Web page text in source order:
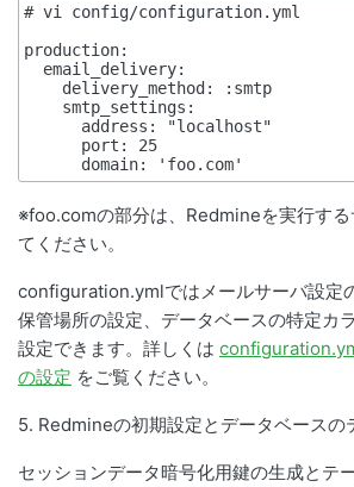
# vi config/configuration.yml
production:
※foo.comの部分は、Redmineを実行する
てください。
configuration.ymlではメールサーバ設定
保管場所の設定、データベースの特定カ
設定できます。詳しくは
の設定 をご覧ください。
5. Redmineの初期設定とデータベースの
セッションデータ暗号化用鍵の生成とテ